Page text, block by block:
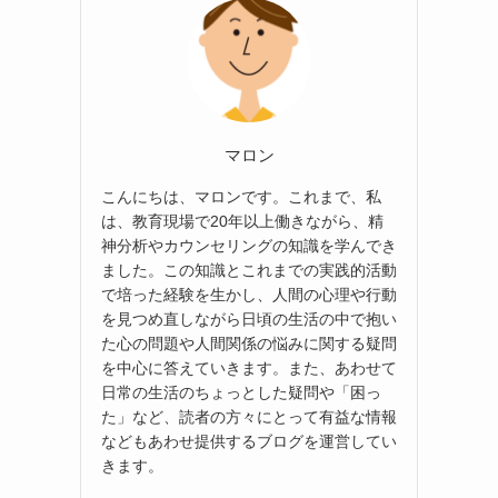
マロン
こんにちは、マロンです。これまで、私
は、教育現場で20年以上働きながら、精
神分析やカウンセリングの知識を学んでき
ました。この知識とこれまでの実践的活動
で培った経験を生かし、人間の心理や行動
を見つめ直しながら日頃の生活の中で抱い
た心の問題や人間関係の悩みに関する疑問
を中心に答えていきます。また、あわせて
日常の生活のちょっとした疑問や「困っ
た」など、読者の方々にとって有益な情報
などもあわせ提供するブログを運営してい
きます。